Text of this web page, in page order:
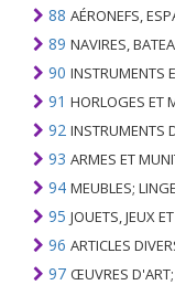
88 AÉRONEFS,
89 NAVIRES,
90 INSTRUMENTS ET APPAREILS OPTIQUES,
91 HORLOGES ET
92 INSTRUMENTS DE
93 ARMES ET
94 MEUBLES; LINGE, MATELAS, SUPPORTS DE MATELAS, COUSSINS
95 JOUETS, JEUX ET
96 ARTICLES
97 ŒUVRES D'ART;